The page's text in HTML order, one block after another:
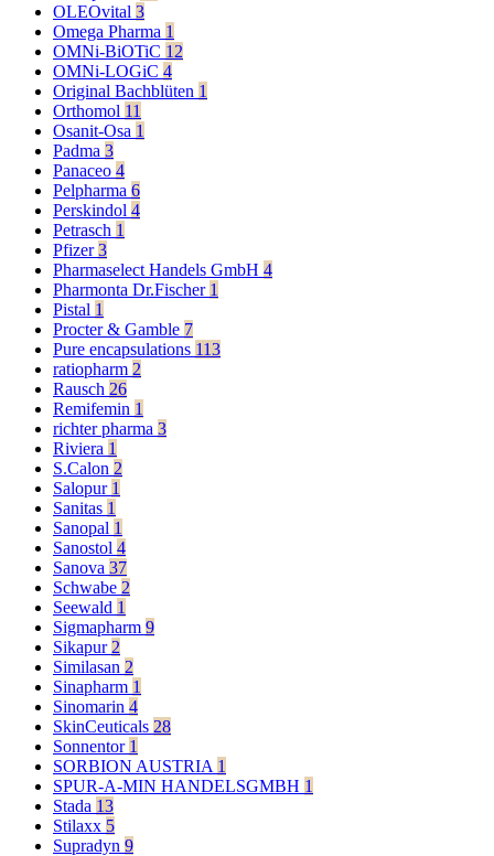
OLEOvital 3
Omega Pharma 1
OMNi-BiOTiC 12
OMNi-LOGiC 4
Original Bachblüten 1
Orthomol 11
Osanit-Osa 1
Padma 3
Panaceo 4
Pelpharma 6
Perskindol 4
Petrasch 1
Pfizer3
Pharmaselect Handels GmbH 4
Pharmonta Dr.Fischer 1
Pistal 1
Procter & Gamble 7
Pure encapsulations 113
ratiopharm 2
Rausch 26
Remifemin 1
richter pharma 3
Riviera 1
S.Calon 2
Salopur 1
Sanitas 1
Sanopal 1
Sanostol 4
Sanova 37
Schwabe 2
Seewald 1
Sigmapharm 9
Sikapur 2
Similasan 2
Sinapharm 1
Sinomarin 4
SkinCeuticals 28
Sonnentor 1
SORBION AUSTRIA 1
SPUR-A-MIN HANDELSGMBH 1
Stada 13
Stilaxx 5
Supradyn 9